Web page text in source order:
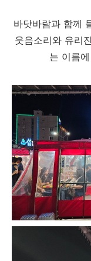
바닷바람과 함께
웃음소리와 유리
는 이름